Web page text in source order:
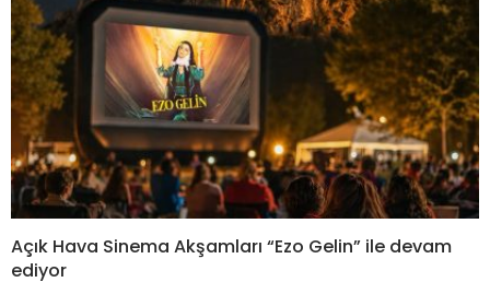
Açık Hava Sinema Akşamları “Ezo Gelin” ile devam
ediyor